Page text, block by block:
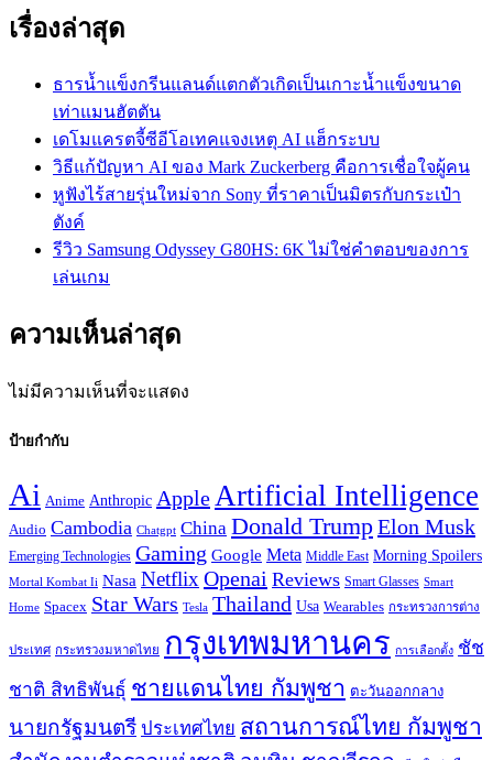
เรื่องล่าสุด
ธารน้ำแข็งกรีนแลนด์แตกตัวเกิดเป็นเกาะน้ำแข็งขนาด
เท่าแมนฮัตตัน
เดโมแครตจี้ซีอีโอเทคแจงเหตุ AI แฮ็กระบบ
วิธีแก้ปัญหา AI ของ Mark Zuckerberg คือการเชื่อใจผู้คน
หูฟังไร้สายรุ่นใหม่จาก Sony ที่ราคาเป็นมิตรกับกระเป๋า
ตังค์
รีวิว Samsung Odyssey G80HS: 6K ไม่ใช่คำตอบของการ
เล่นเกม
ความเห็นล่าสุด
ไม่มีความเห็นที่จะแสดง
ป้ายกำกับ
Ai Anime Anthropic Apple Artificial Intelligence
Audio Cambodia Chatgpt China Donald TrumpElon Musk
Emerging Technologies Gaming Google Meta Middle East Morning Spoilers
Mortal Kombat Ii Nasa Netflix Openai Reviews Smart Glasses Smart
Home Spacex Star Wars Tesla Thailand Usa Wearables กระทรวงการต่าง
ประเทศ กระทรวงมหาดไทย กรุงเทพมหานคร การเลือกตั้ง ชัช
ชาติ สิทธิพันธุ์ ชายแดนไทย กัมพูชา ตะวันออกกลาง
นายกรัฐมนตรี ประเทศไทย สถานการณ์ไทย กัมพูชา